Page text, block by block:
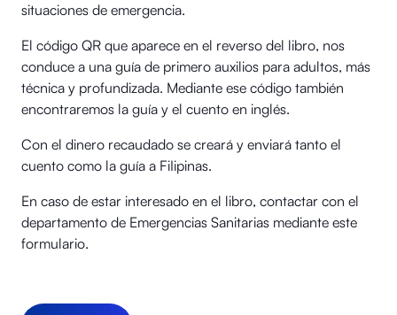
situaciones de emergencia.
El código QR que aparece en el reverso del libro, nos
conduce a una guía de primero auxilios para adultos, más
técnica y profundizada. Mediante ese código también
encontraremos la guía y el cuento en inglés.
Con el dinero recaudado se creará y enviará tanto el
cuento como la guía a FiIipinas.
En caso de estar interesado en el libro, contactar con el
departamento de Emergencias Sanitarias mediante este
formulario.